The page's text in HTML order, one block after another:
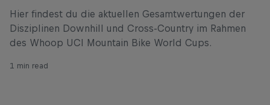
Hier findest du die aktuellen Gesamtwertungen der
Disziplinen Downhill und Cross-Country im Rahmen
des Whoop UCI Mountain Bike World Cups.
1 min read